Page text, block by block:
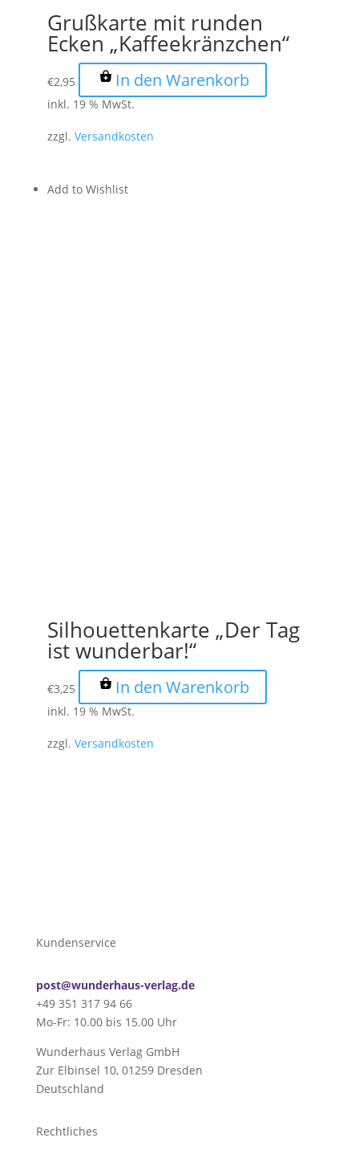
Grußkarte mit runden
Ecken „Kaffeekränzchen“
€2,95 In den Warenkorb
inkl. 19 % MwSt.
zzgl. Versandkosten
Add to Wishlist
Silhouettenkarte „Der Tag
ist wunderbar!“
€3,25 In den Warenkorb
inkl. 19 % MwSt.
zzgl. Versandkosten
Kundenservice
post@wunderhaus-verlag.de
+49 351 317 94 66
Mo-Fr: 10.00 bis 15.00 Uhr
Wunderhaus Verlag GmbH
Zur Elbinsel 10, 01259 Dresden
Deutschland
Rechtliches